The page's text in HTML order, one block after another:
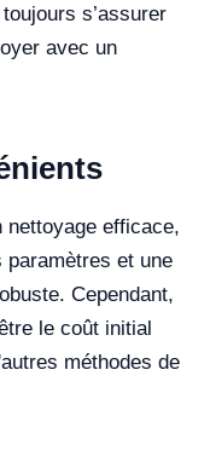
s’assurer
avec un
nettoyage efficace,
paramètres et une
Cependant,
le coût initial
méthodes de